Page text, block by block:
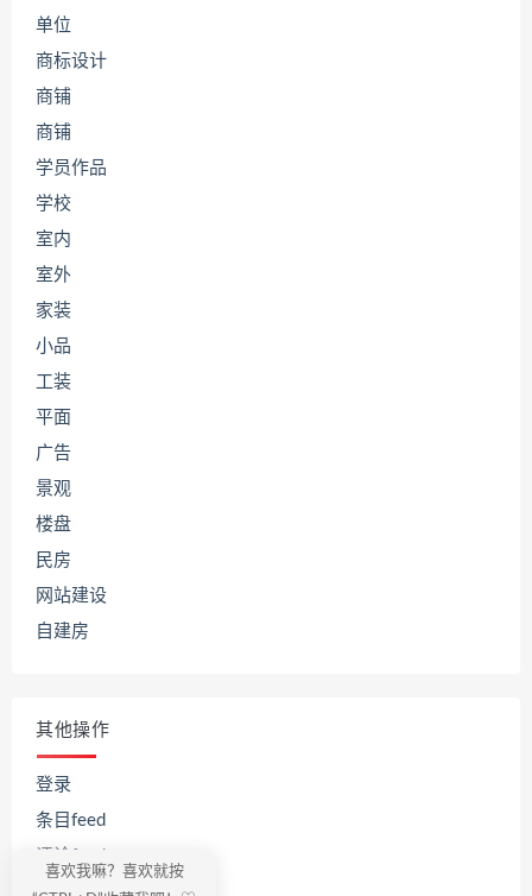
单位
商标设计
商铺
商铺
学员作品
学校
室内
室外
家装
小品
工装
平面
广告
景观
楼盘
民房
网站建设
自建房
其他操作
登录
条目feed
WordPress.org
喜欢我嘛？喜欢就按